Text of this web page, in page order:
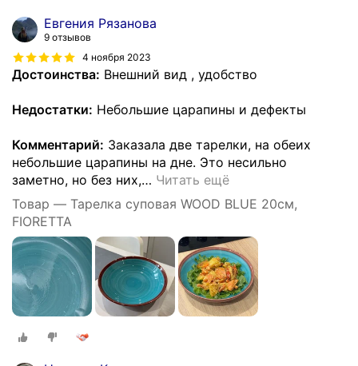
Евгения Рязанова
9 отзывов
4 ноября 2023
Достоинства: Внешний вид , удобство
Недостатки: Небольшие царапины и дефекты
Комментарий: Заказала две тарелки, на обеих
небольшие царапины на дне. Это несильно
заметно, но без них,… Читать ещё
Товар — Тарелка суповая WOOD BLUE 20см,
FIORETTA